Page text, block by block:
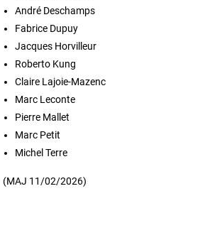
André Deschamps
Fabrice Dupuy
Jacques Horvilleur
Roberto Kung
Claire Lajoie-Mazenc
Marc Leconte
Pierre Mallet
Marc Petit
Michel Terre
(MAJ 11/02/2026)